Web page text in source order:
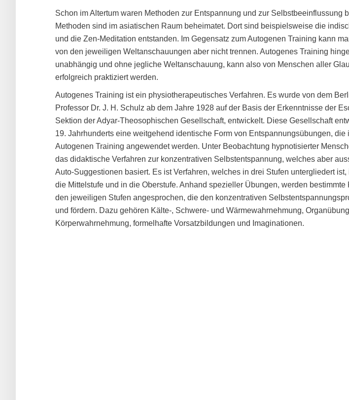
Schon im Altertum waren Methoden zur Entspannung und zur Selbstbeeinflussung
Methoden sind im asiatischen Raum beheimatet. Dort sind beispielsweise die
und die Zen-Meditation entstanden. Im Gegensatz zum Autogenen Training kann
von den jeweiligen Weltanschauungen aber nicht trennen. Autogenes Training
unabhängig und ohne jegliche Weltanschauung, kann also von Menschen aller
erfolgreich praktiziert werden.
Autogenes Training ist ein physiotherapeutisches Verfahren. Es wurde von dem
Professor Dr. J. H. Schulz ab dem Jahre 1928 auf der Basis der Erkenntnisse der
Sektion der Adyar-Theosophischen Gesellschaft, entwickelt. Diese Gesellschaft
19. Jahrhunderts eine weitgehend identische Form von Entspannungsübungen, die
Autogenen Training angewendet werden. Unter Beobachtung hypnotisierter
das didaktische Verfahren zur konzentrativen Selbstentspannung, welches aber
Auto-Suggestionen basiert. Es ist Verfahren, welches in drei Stufen untergliedert ist,
die Mittelstufe und in die Oberstufe. Anhand spezieller Übungen, werden bestimmte
den jeweiligen Stufen angesprochen, die den konzentrativen
und fördern. Dazu gehören Kälte-, Schwere- und Wärmewahrnehmung,
Körperwahrnehmung, formelhafte Vorsatzbildungen und Imaginationen.